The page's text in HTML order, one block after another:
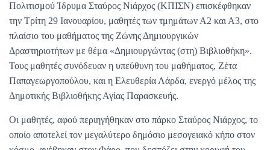
Πολιτισμού Ίδρυμα Σταύρος Νιάρχος (ΚΠΙΣΝ) επισκέφθηκαν
την Τρίτη 29 Ιανουαρίου, μαθητές των τμημάτων Α2 και Α3, στο
πλαίσιο του μαθήματος της Ζώνης Δημιουργικών
Δραστηριοτήτων με θέμα «Δημιουργώντας (στη) Βιβλιοθήκη».
Τους μαθητές συνόδευαν η υπεύθυνη του μαθήματος, Ζέτα
Παπαγεωργοπούλου, και η Ελευθερία Λάρδα, ενεργό μέλος της
Δημοτικής Βιβλιοθήκης Αγίας Παρασκευής.
Οι μαθητές, αφού περιηγήθηκαν στο πάρκο Σταύρος Νιάρχος, το
οποίο αποτελεί τον μεγαλύτερο δημόσιο μεσογειακό κήπο στον